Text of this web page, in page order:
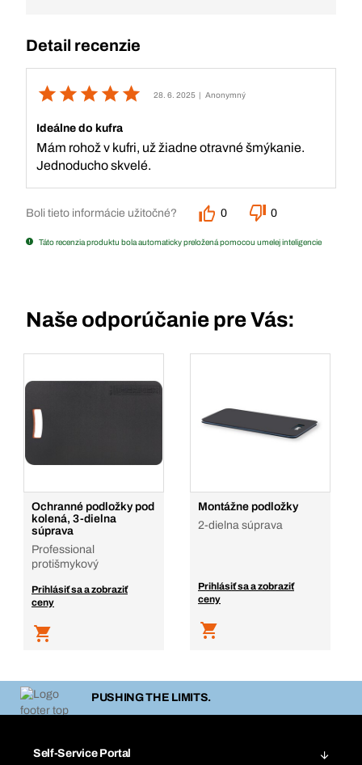
Detail recenzie
28. 6. 2025 | Anonymný
Ideálne do kufra
Mám rohož v kufri, už žiadne otravné šmýkanie.
Jednoducho skvelé.
Boli tieto informácie užitočné? 0 0
Táto recenzia produktu bola automaticky preložená pomocou umelej inteligencie
Naše odporúčanie pre Vás:
Ochranné podložky pod
kolená, 3-dielna
súprava
Professional
protišmykový
Prihlásiť sa a zobraziť
ceny
Montážne podložky
2-dielna súprava
Prihlásiť sa a zobraziť
ceny
PUSHING THE LIMITS.
Self-Service Portal